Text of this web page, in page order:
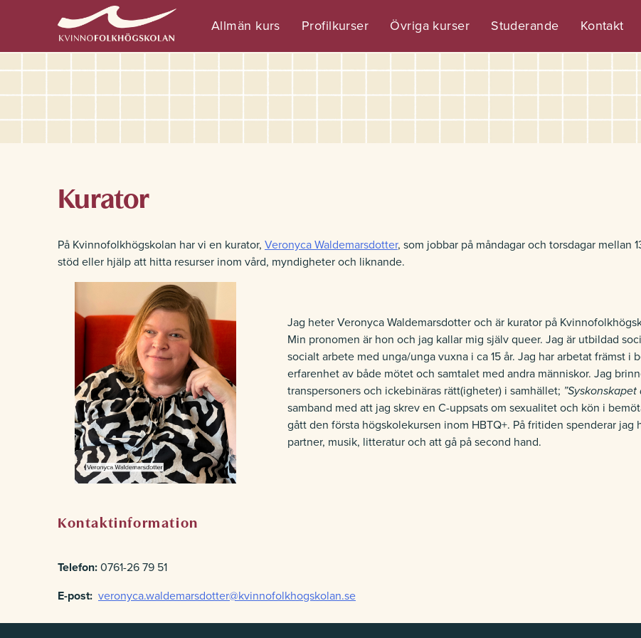
Allmän kurs Profilkurser Övriga kurser Studerande Kontakt
Kurator
På Kvinnofolkhögskolan har vi en kurator, Veronyca Waldemarsdotter, som jobbar på måndagar och torsdagar mellan
stöd eller hjälp att hitta resurser inom vård, myndigheter och liknande.
Jag heter Veronyca Waldemarsdotter och är kurator på
Min pronomen är hon och jag kallar mig själv queer. Jag är utbildad
socialt arbete med unga/unga vuxna i ca 15 år. Jag har arbetat främst i
erfarenhet av både mötet och samtalet med andra människor. Jag
transpersoners och ickebinäras rätt(igheter) i samhället; ”Syskonskapet
samband med att jag skrev en C-uppsats om sexualitet och kön i
gått den första högskolekursen inom HBTQ+. På fritiden spenderar jag
partner, musik, litteratur och att gå på second hand.
Kontaktinformation
Telefon: 0761-26 79 51
E-post: veronyca.waldemarsdotter@kvinnofolkhogskolan.se